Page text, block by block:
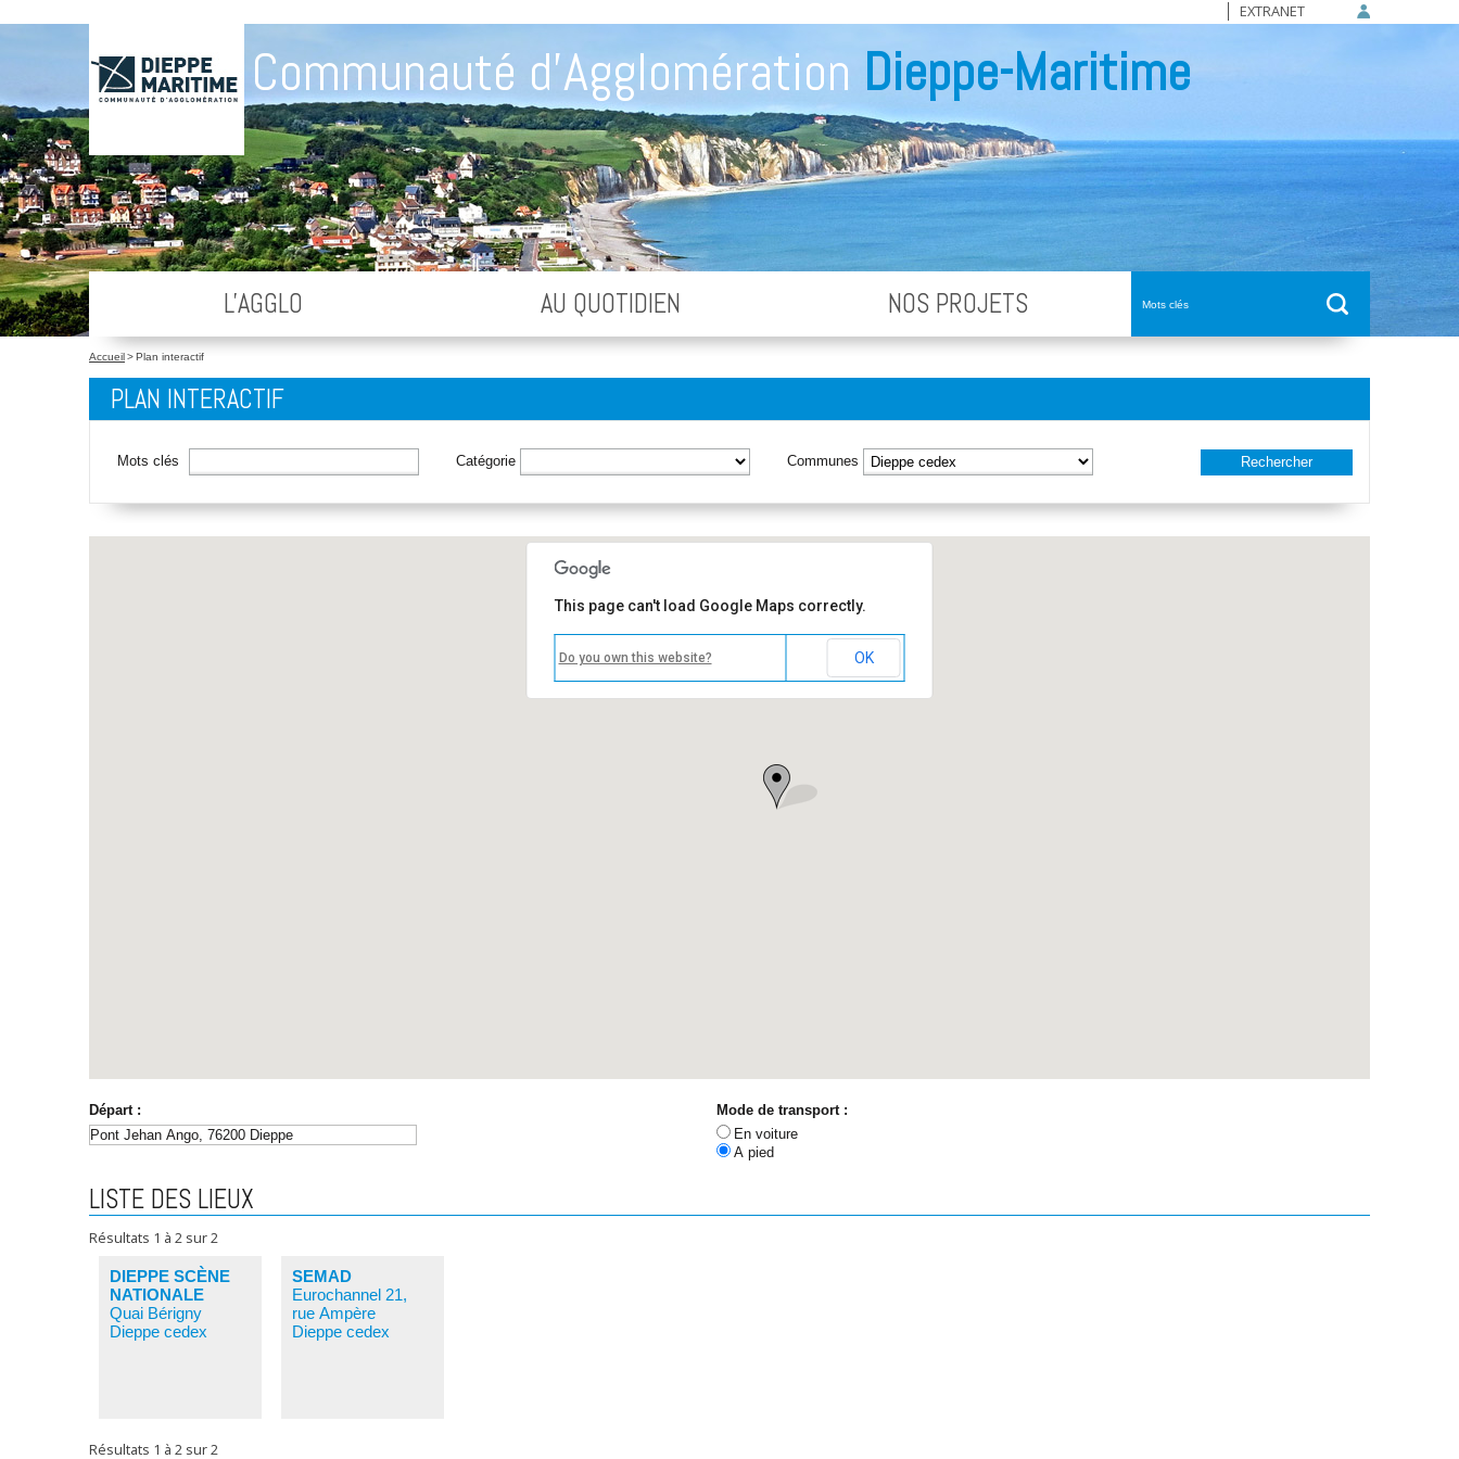
Communauté d'Agglomération Dieppe-Maritime
EXTRANET
Accueil>Plan interactif
L'AGGLO AU QUOTIDIEN NOS PROJETS
PLAN INTERACTIF
Mots clés Catégorie Communes Rechercher
This page can't load Google Maps correctly.
Do you own this website? OK
Départ :
Mode de transport :
En voiture
A pied
LISTE DES LIEUX
Résultats 1 à 2 sur2
DIEPPE SCÈNE
NATIONALE
Quai Bérigny
Dieppe cedex
SEMAD
Eurochannel 21,
rue Ampère
Dieppe cedex
Résultats 1 à 2 sur2